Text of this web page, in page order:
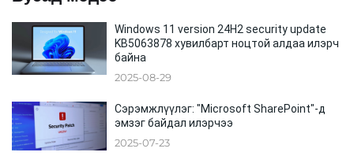
Windows 11 version 24H2 security update
KB5063878 хувилбарт ноцтой алдаа илэрч
байна
2025-08-29
Сэрэмжлүүлэг: "Microsoft SharePoint"-д
эмзэг байдал илэрчээ
2025-07-23